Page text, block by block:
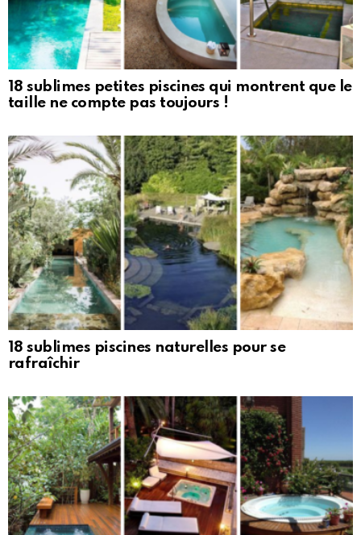
18 sublimes petites piscines qui montrent que le
taille ne compte pas toujours !
18 sublimes piscines naturelles pour se
rafraîchir